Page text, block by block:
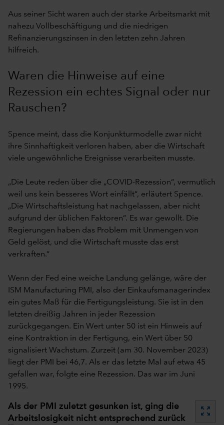
Aus seiner Sicht waren auch der starke Arbeitsmarkt mit
nahezu Vollbeschäftigung und die niedrigen
Refinanzierungszinsen in den letzten zehn Jahren
hilfreich.
Waren die Hinweise auf eine
Rezession ein echtes Signal oder nur
Rauschen?
Spence meint, dass die Konjunkturmodelle zwar nicht
ihre Sinnhaftigkeit verloren haben, aber die Wirtschaft
viele ungewöhnliche Ereignisse verarbeiten musste.
„Die Leute reden über die „COVID-Rezession“, vermutlich
weil uns kein besseres Wort einfällt“, erläutert Spence.
„Die Wirtschaftsleistung hat nachgelassen, aber nicht
aufgrund der üblichen Faktoren“. Es war gewollt. Die
Regierungen haben das Problem mit Unmengen von
Geld gelöst, und die Wirtschaft musste das erst
verkraften.“
Wenn der Fed eine weiche Landung gelänge, wäre der
ISM Manufacturing PMI, also der Einkaufsmanagerindex
ein gutes Maß für die Fertigungsleistung. Sie ist in den
letzten dreißig Jahren in jeder Rezession
zurückgegangen. Ein Wert unter 50 ist ein Hinweis auf
eine Kontraktion in der Fertigung, ein Wert über 50
signalisiert Wachstum. Zurzeit (am 30. November 2023)
liegt der PMI bei 46,7. Als er das letzte Mal auf etwa 45
gefallen war, folgte eine Rezession. Das war im Juni
1995.
Als der PMI zuletzt gesunken ist, ging die
Arbeitslosigkeit nicht entsprechend zurück
zoom_out_map